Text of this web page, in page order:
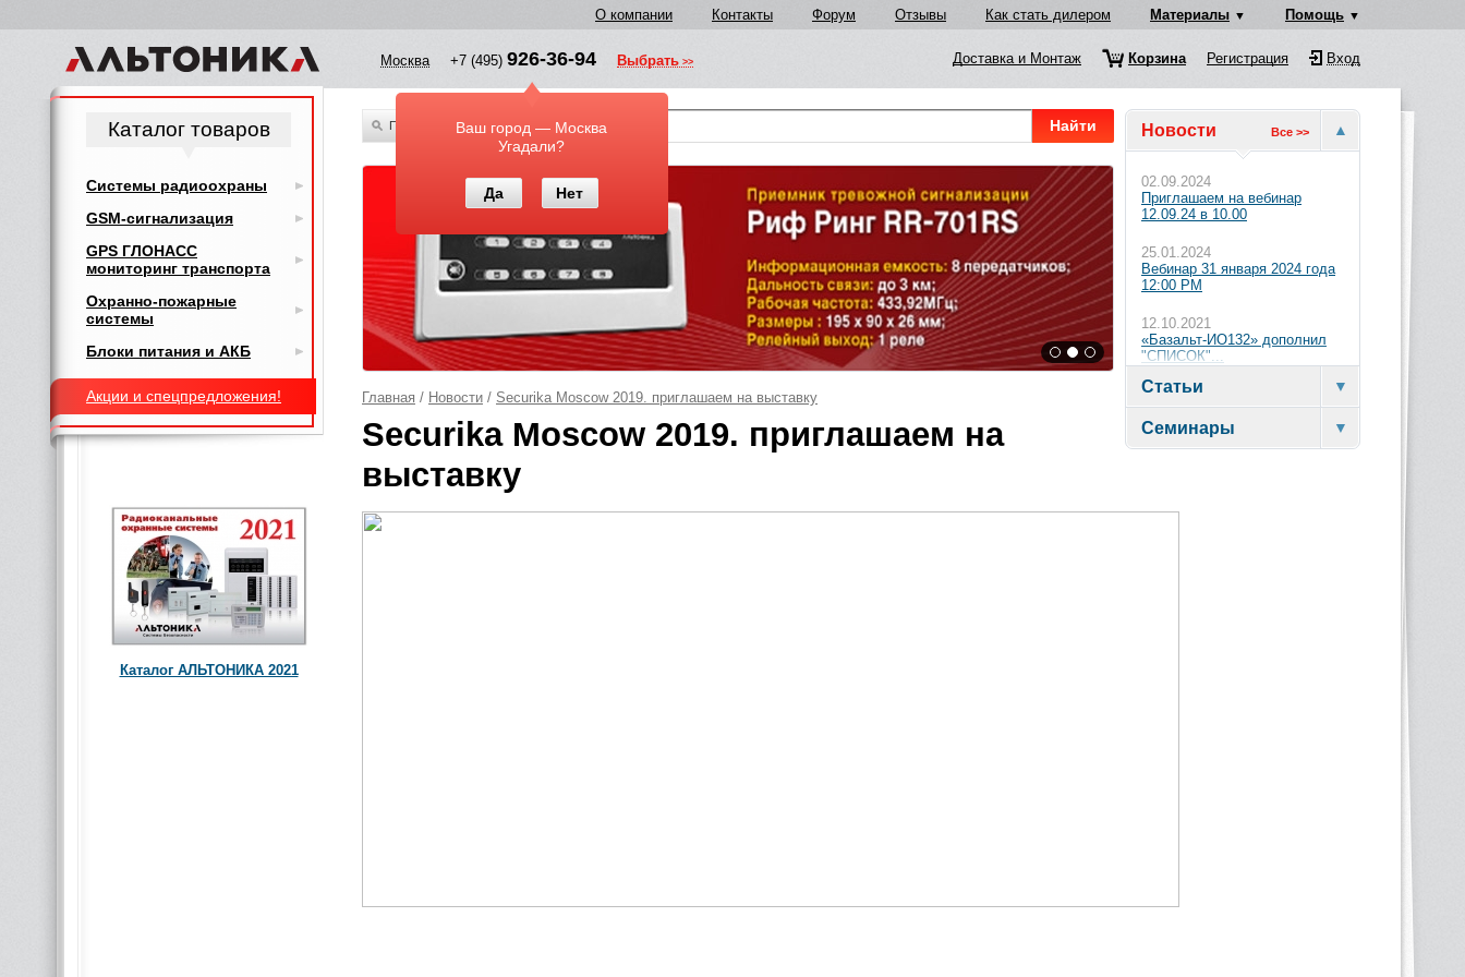
О компании Контакты Форум Отзывы Как стать дилером Материалы Помощь
Москва +7 (495) 926-36-94
Ваш город — Москва
Угадали?
Да Нет
Выбрать Доставка и Монтаж Корзина Регистрация Вход
Новости Все >>
02.09.2024
Приглашаем на вебинар
12.09.24 в 10.00
25.01.2024
Вебинар 31 января 2024 года
12:00 PM
12.10.2021
«Базальт-ИО132» дополнил
"СПИСОК"...
Статьи
Семинары
По всему каталогу Найти
Главная / Новости / Securika Moscow 2019. приглашаем на выставку
Securika Moscow 2019. приглашаем на
выставку
Каталог товаров
Системы радиоохраны
GSM-сигнализация
GPS ГЛОНАСС
мониторинг транспорта
Охранно-пожарные
системы
Блоки питания и АКБ
Акции и спецпредложения!
Каталог АЛЬТОНИКА 2021